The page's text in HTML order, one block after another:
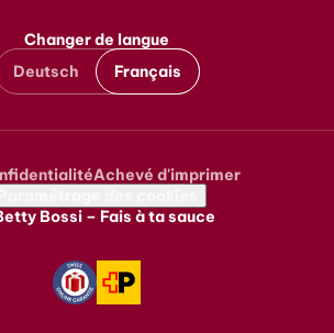
Changer de langue
Deutsch
Français
Achevé d'imprimer
Bossi – Fais à ta sauce